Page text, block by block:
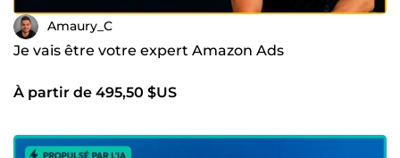
Amaury_C
Je vais être votre expert Amazon Ads
À partir de 495,50 $US